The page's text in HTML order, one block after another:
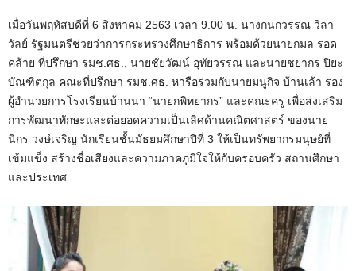
เมื่อวันพฤหัสบดีที่ 6 สิงหาคม 2563 เวลา 9.00 น. นางกนกวรรณ วิลา
วัลย์ รัฐมนตรีช่วยว่าการกระทรวงศึกษาธิการ พร้อมด้วยนายกมล รอด
คล้าย ที่ปรึกษา รมช.ศธ., นายชัยวัฒน์ อุทัยวรรณ และนายชยากร ปิยะ
บัณฑิตกุล คณะที่ปรึกษา รมช.ศธ. หารือร่วมกับนายมนูกิจ บ้านเล้า รอง
ผู้อำนวยการโรงเรียนบ้านนา “นายกพิทยากร” และคณะครู เพื่อส่งเสริม
การพัฒนาทักษะและต่อยอดความเป็นเลิศด้านคณิตศาสตร์ ของนาย
นิกร วงษ์เจริญ นักเรียนชั้นมัธยมศึกษาปีที่ 3 ให้เป็นทรัพยากรมนุษย์ที่
เข้มแข็ง สร้างชื่อเสียงและความภาคภูมิใจให้กับครอบครัว สถานศึกษา
และประเทศ